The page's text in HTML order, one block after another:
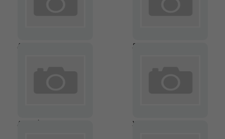
ANTIOXIDANTES SUPLEMENTOS BIO
AMINOÁCIDOS VITAMINAS